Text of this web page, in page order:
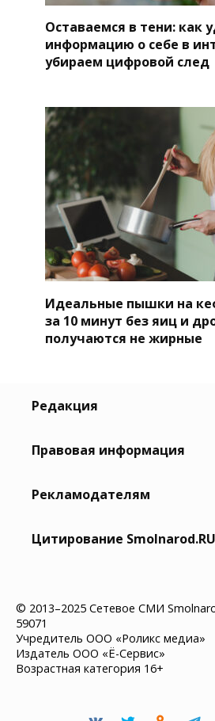
Оставаемся в тени: как
информацию о себе в
убираем цифровой след
Идеальные пышки на
за 10 минут без яиц и
получаются не жирные
Редакция
Правовая информация
Рекламодателям
Цитирование Smolnarod.RU
© 2013–2025 Сетевое СМИ
59071
Учредитель ООО «Роликс медиа»
Издатель ООО «Ё-Сервис»
Возрастная категория 16+